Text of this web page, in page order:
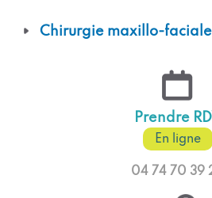
Chirurgie maxillo-faciale
Prendre
En ligne
04 74 70 39